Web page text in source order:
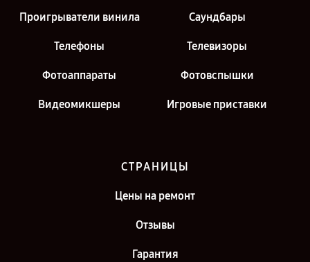
Проигрыватели винила Саундбары
Телефоны Телевизоры
Фотоаппараты Фотовспышки
Видеомикшеры Игровые приставки
СТРАНИЦЫ
Цены на ремонт
Отзывы
Гарантия